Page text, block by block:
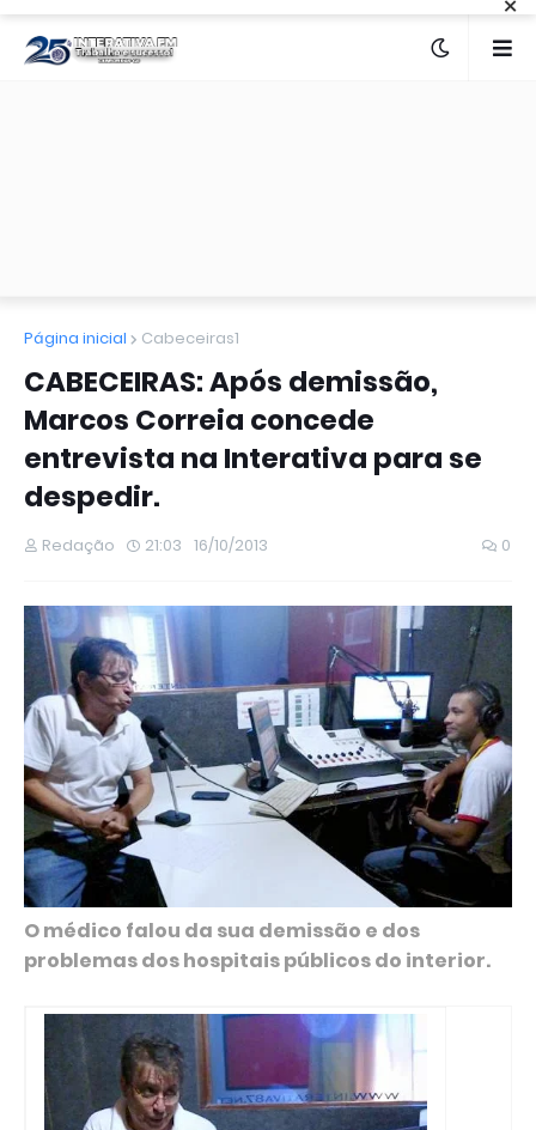
Página inicial Cabeceiras1
CABECEIRAS: Após demissão,
Marcos Correia concede
entrevista na Interativa para se
despedir.
Redação 21:03 16/10/2013 0
O médico falou da sua demissão e dos
problemas dos hospitais públicos do interior.